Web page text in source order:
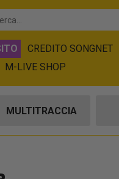
CREDITO SONGNET
M-LIVE SHOP
MULTITRACCIA